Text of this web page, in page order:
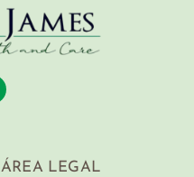
ÁREA LEGAL